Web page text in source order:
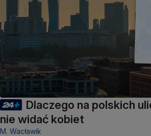
Dlaczego na polskich
nie widać kobiet
M. Wacławik